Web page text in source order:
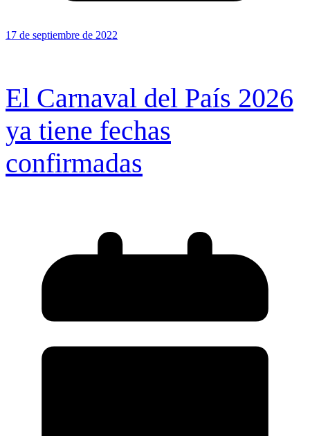
17 de septiembre de 2022
El Carnaval del País 2026
ya tiene fechas
confirmadas